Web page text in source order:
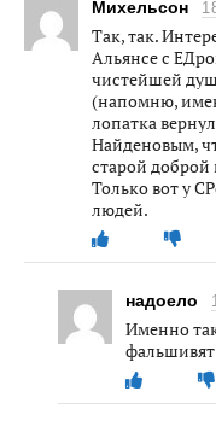
Михельсон
Так, так.
Альянсе с
чистейшей
(напомню,
лопатка
Найденовым,
старой доброй
Только вот у
людей.
надоело
Именно
фальшивят